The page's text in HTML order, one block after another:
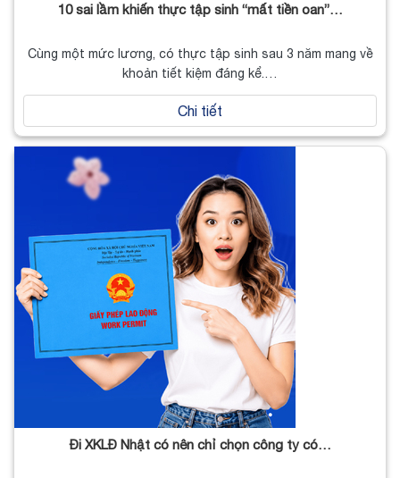
10 sai lầm khiến thực tập sinh “mất tiền oan”…
Cùng một mức lương, có thực tập sinh sau 3 năm mang về
khoản tiết kiệm đáng kể.…
Chi tiết
Đi XKLĐ Nhật có nên chỉ chọn công ty có…